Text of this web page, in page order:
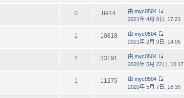
0 8944 由myc0504
2021年 4月 8日, 17:21
1 10818 由myc0504
2021年 2月 9日, 14:05
2 33191 由myc0504
2020年 5月 22日, 10:17
1 11275 由myc0504
2020年 5月 7日, 16:39